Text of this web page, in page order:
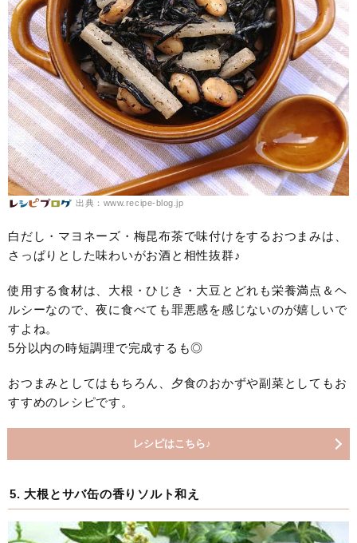
出典：www.recipe-blog.jp
白だし・マヨネーズ・梅昆布茶で味付けをするおつまみは、
さっぱりとした味わいがお酒と相性抜群♪
使用する食材は、大根・ひじき・大豆とどれも栄養満点＆ヘ
ルシーなので、夜に食べても罪悪感を感じないのが嬉しいで
すよね。
5分以内の時短調理で完成するも◎
おつまみとしてはもちろん、夕食のおかずや副菜としてもお
すすめのレシピです。
レシピはこちら♪
5. 大根とサバ缶の香りソルト和え